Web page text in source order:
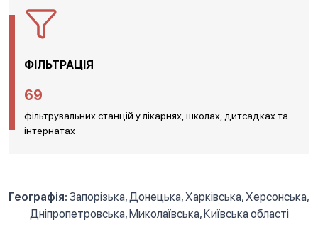
ФІЛЬТРАЦІЯ
69
фільтрувальних станцій у лікарнях, школах, дитсадках та
інтернатах
Географія: Запорізька, Донецька, Харківська, Херсонська,
Дніпропетровська, Миколаївська, Київська області